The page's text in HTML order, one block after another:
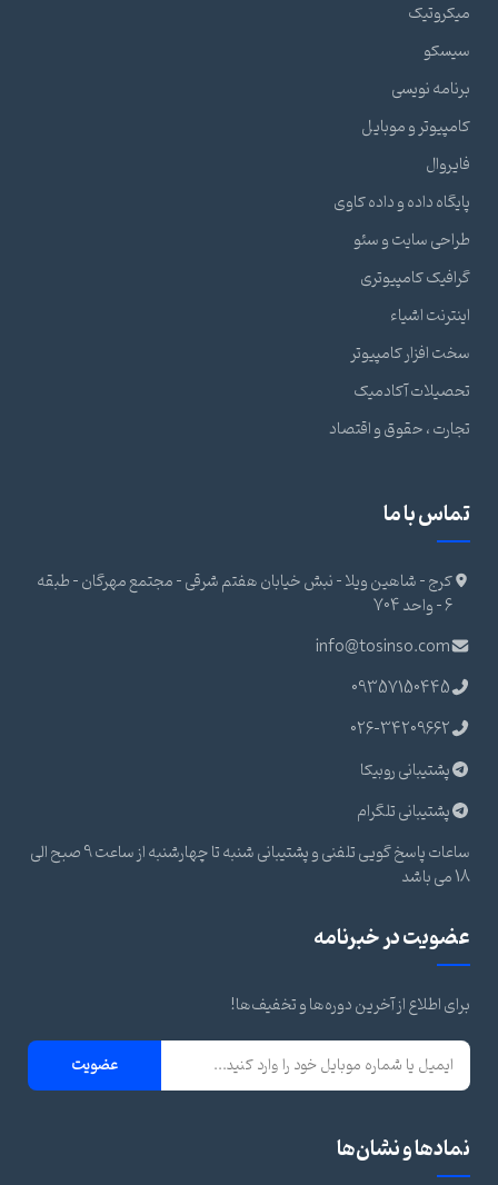
میکروتیک
سیسکو
برنامه نویسی
کامپیوتر و موبایل
فایروال
پایگاه داده و داده کاوی
طراحی سایت و سئو
گرافیک کامپیوتری
اینترنت اشیاء
سخت افزار کامپیوتر
تحصیلات آکادمیک
تجارت ، حقوق و اقتصاد
تماس با ما
کرج - شاهین ویلا - نبش خیابان هفتم شرقی - مجتمع مهرگان - طبقه
6 - واحد 704
info@tosinso.com
09357150445
026-34209662
پشتیبانی روبیکا
پشتیبانی تلگرام
ساعات پاسخ گویی تلفنی و پشتیبانی شنبه تا چهارشنبه از ساعت 9 صبح الی
18 می باشد
عضویت در خبرنامه
برای اطلاع از آخرین دوره‌ها و تخفیف‌ها!
عضویت
نمادها و نشان‌ها